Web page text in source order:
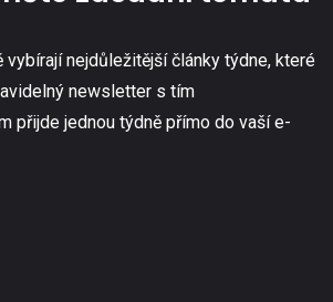
vybírají nejdůležitější články týdne, které
newsletter s tím
přijde jednou týdně přímo do vaší e-